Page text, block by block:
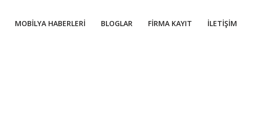
MOBILYA HABERLERI BLOGLAR FIRMA KAYIT İLETIŞIM